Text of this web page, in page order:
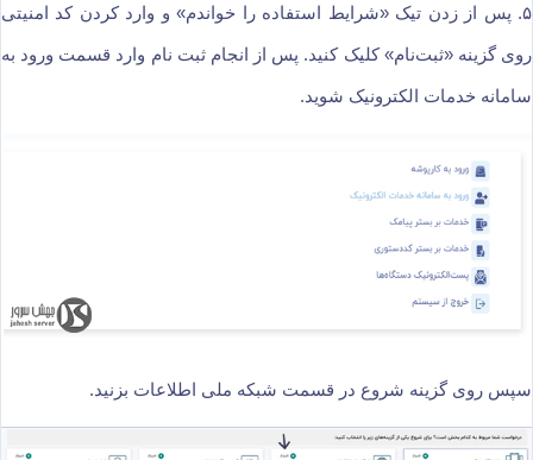
۵. پس از زدن تیک «شرایط استفاده را خواندم» و وارد کردن کد امنیتی
روی گزینه «ثبت‌نام» کلیک کنید. پس از انجام ثبت نام وارد قسمت ورود به
سامانه خدمات الکترونیک شوید.
سپس روی گزینه شروع در قسمت شبکه ملی اطلاعات بزنید.